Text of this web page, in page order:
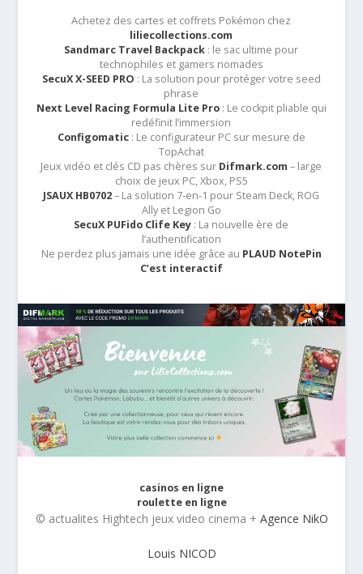
Achetez des cartes et coffrets Pokémon chez
liliecollections.com
Sandmarc Travel Backpack : le sac ultime pour
technophiles et gamers nomades
SecuX X-SEED PRO : La solution pour protéger votre seed
phrase
Next Level Racing Formula Lite Pro: Le cockpit pliable qui
redéfinit l’immersion
Configomatic: Le configurateur PC sur mesure de
TopAchat
Jeux vidéo et clés CD pas chères sur Difmark.com – large
choix de jeux PC, Xbox, PS5
JSAUX HB0702– La solution 7-en-1 pour Steam Deck, ROG
Ally et Legion Go
SecuX PUFido Clife Key : La nouvelle ère de
l’authentification
Ne perdez plus jamais une idée grâce au PLAUD NotePin
C’est interactif
casinos en ligne
roulette en ligne
© actualites Hightech jeux video cinema + Agence NikO
Louis NICOD